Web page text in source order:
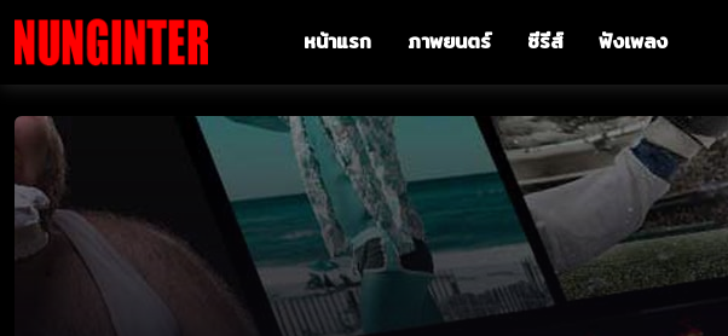
หน้าแรก ภาพยนตร์ ซีรีส์ ฟังเพลง